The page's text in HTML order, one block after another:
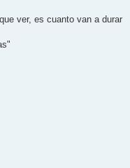
ver, es cuanto van a durar